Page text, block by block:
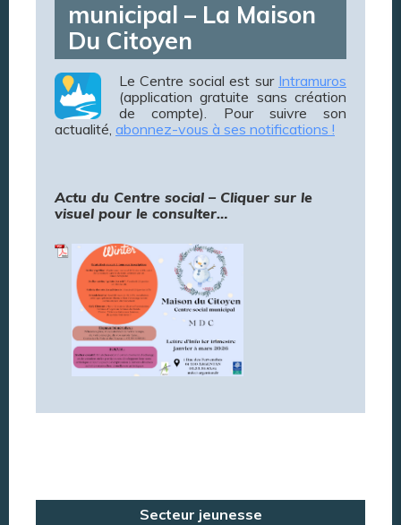
municipal – La Maison
Du Citoyen
Le Centre social est sur Intramuros
(application gratuite sans création
de compte). Pour suivre son
actualité, abonnez-vous à ses notifications !
Actu du Centre social – Cliquer sur le
visuel pour le consulter…
Secteur jeunesse